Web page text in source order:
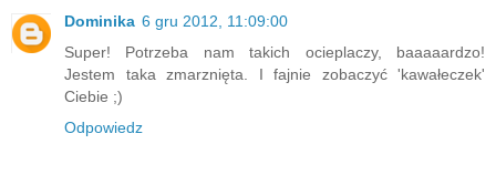
Dominika 6 gru 2012, 11:09:00
Super! Potrzeba nam takich ocieplaczy, baaaaardzo!
Jestem taka zmarznięta. I fajnie zobaczyć 'kawałeczek'
Ciebie ;)
Odpowiedz